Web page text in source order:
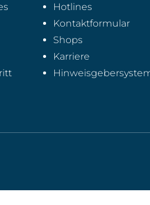
Hotlines
Kontaktformular
Shops
Karriere